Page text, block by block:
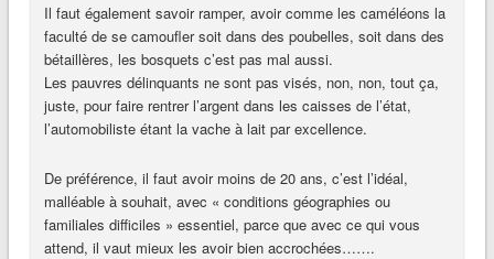
Il faut également savoir ramper, avoir comme les caméléons la
faculté de se camoufler soit dans des poubelles, soit dans des
bétaillères, les bosquets c’est pas mal aussi.
Les pauvres délinquants ne sont pas visés, non, non, tout ça,
juste, pour faire rentrer l’argent dans les caisses de l’état,
l’automobiliste étant la vache à lait par excellence.
De préférence, il faut avoir moins de 20 ans, c’est l’idéal,
malléable à souhait, avec « conditions géographies ou
familiales difficiles » essentiel, parce que avec ce qui vous
attend, il vaut mieux les avoir bien accrochées…….